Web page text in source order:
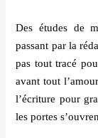
Des études de
passant par la ré
pas tout tracé
avant tout l’
l’écriture pour
les portes s’